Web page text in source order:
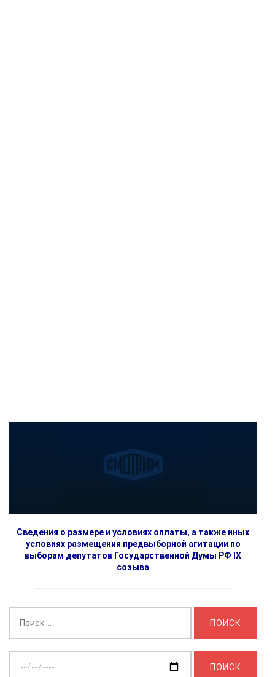
Сведения о размере и условиях оплаты, а также иных
условиях размещения предвыборной агитации по
выборам депутатов Государственной Думы РФ IX
созыва
дату: